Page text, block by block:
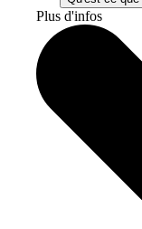
Plus d'infos